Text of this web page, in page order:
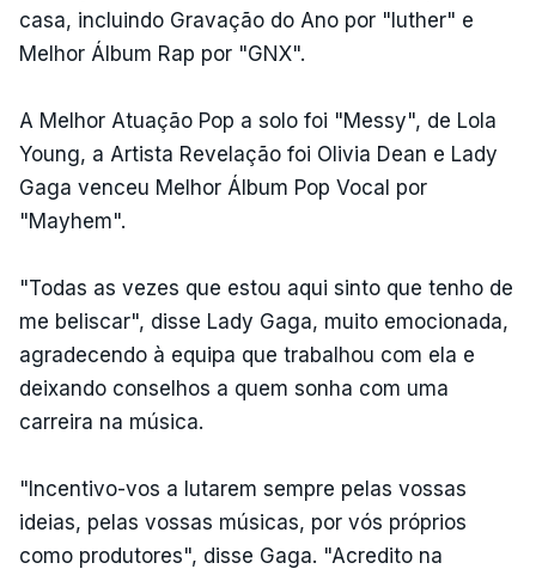
casa, incluindo Gravação do Ano por "luther" e
Melhor Álbum Rap por "GNX".
A Melhor Atuação Pop a solo foi "Messy", de Lola
Young, a Artista Revelação foi Olivia Dean e Lady
Gaga venceu Melhor Álbum Pop Vocal por
"Mayhem".
"Todas as vezes que estou aqui sinto que tenho de
me beliscar", disse Lady Gaga, muito emocionada,
agradecendo à equipa que trabalhou com ela e
deixando conselhos a quem sonha com uma
carreira na música.
"Incentivo-vos a lutarem sempre pelas vossas
ideias, pelas vossas músicas, por vós próprios
como produtores", disse Gaga. "Acredito na